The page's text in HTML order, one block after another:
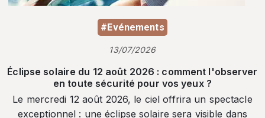
#Evénements
13/07/2026
Éclipse solaire du 12 août 2026 : comment l'observer
en toute sécurité pour vos yeux ?
Le mercredi 12 août 2026, le ciel offrira un spectacle
exceptionnel : une éclipse solaire sera visible dans